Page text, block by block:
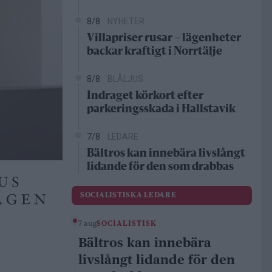
8/8 NYHETER
Villapriser rusar – lägenheter
backar kraftigt i Norrtälje
8/8 BLÅLJUS
Indraget körkort efter
parkeringsskada i Hallstavik
7/8 LEDARE
Bältros kan innebära livslångt
lidande för den som drabbas
SOCIALISTISKA LEDARE
7 augSOCIALISTISK
Bältros kan innebära
livslångt lidande för den